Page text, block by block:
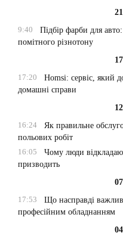
9:40
Підбір фарби для
помітного різнотону
17:20
Homsi: сервіс, який
домашні справи
16:24
Як правильне
польових робіт
16:05
Чому люди
призводить
17:53
Що насправді
професійним обладнанням